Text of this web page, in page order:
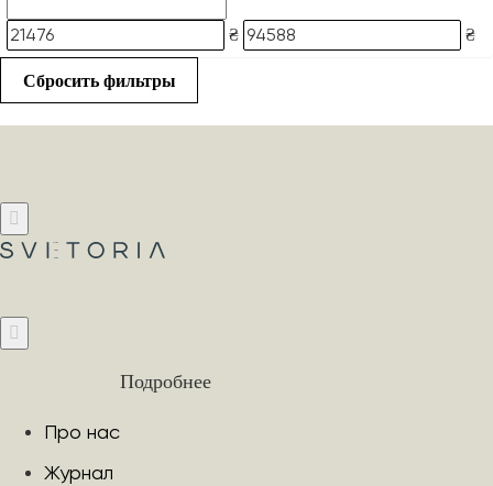
₴ ₴
Сбросить фильтры
Подробнее
Про нас
Журнал